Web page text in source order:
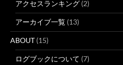
アクセスランキング (2)
アーカイブ一覧 (13)
ABOUT (15)
ログブックについて (7)